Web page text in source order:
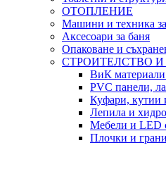
ОТОПЛЕНИЕ
Машини и техника
Аксесоари за баня
Опаковане и
СТРОИТЕЛСТВО
ВиК
PVC панели,
Куфари, кутии
Лепила и
Мебели и LED
Плочки и